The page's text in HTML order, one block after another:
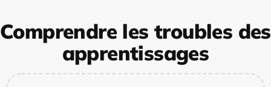
Comprendre les troubles des
apprentissages